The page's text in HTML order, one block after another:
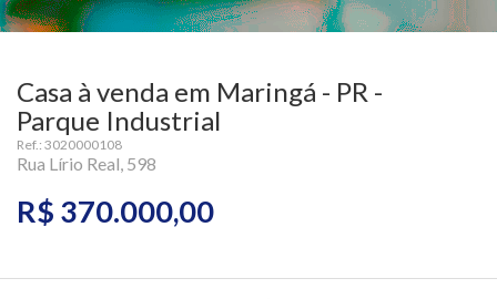
Casa à venda em Maringá - PR -
Parque Industrial
Ref.: 3020000108
Rua Lírio Real, 598
R$ 370.000,00